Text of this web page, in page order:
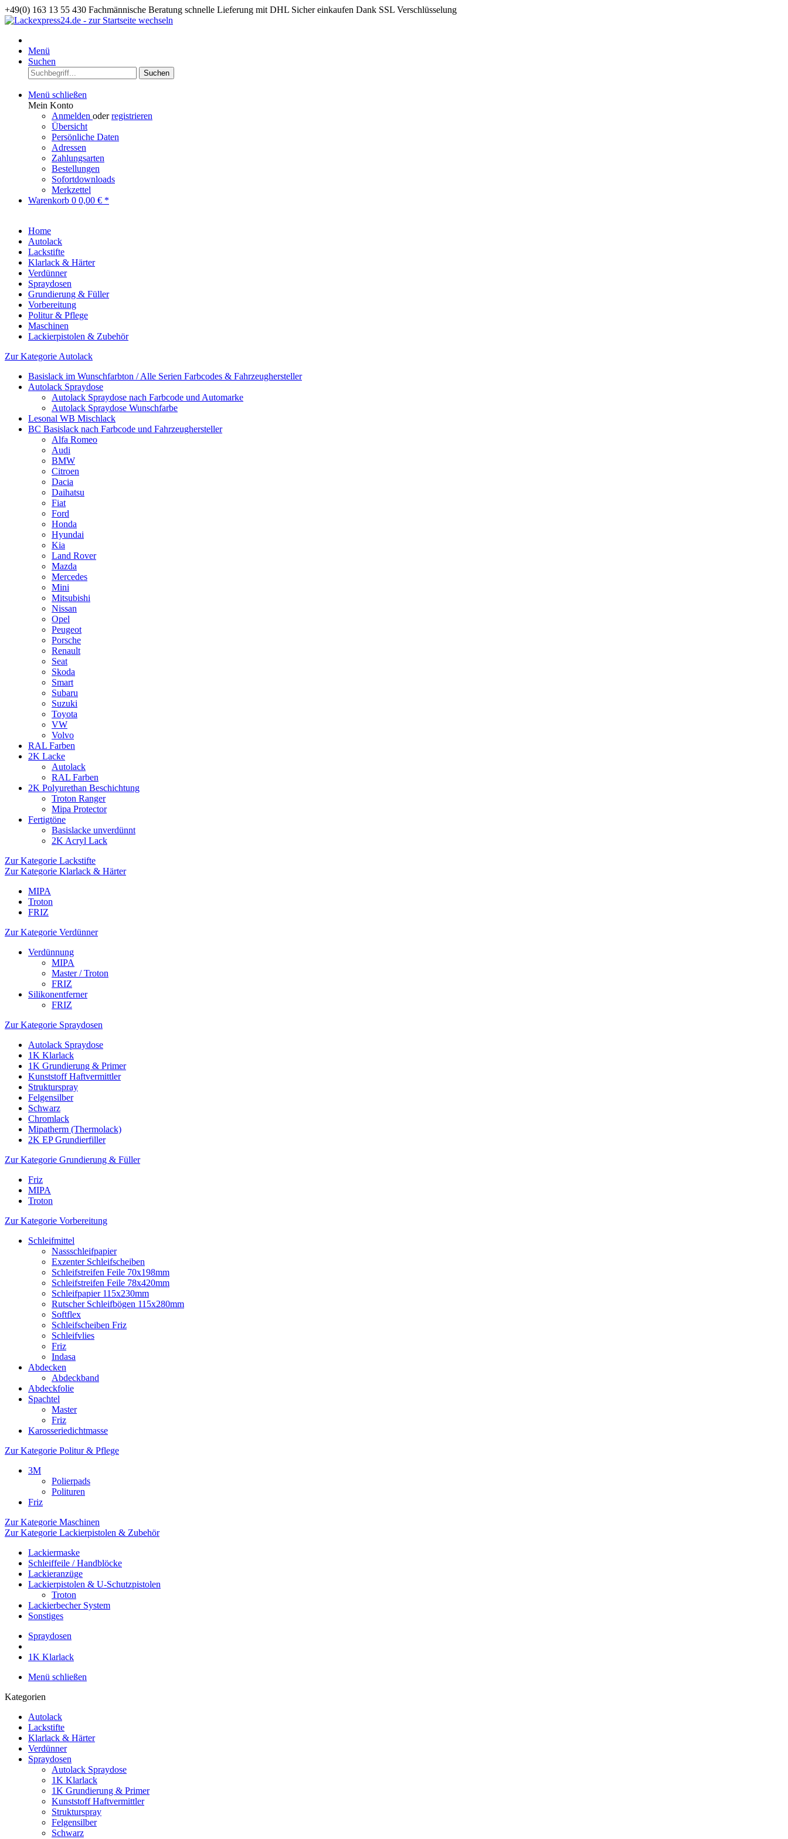
+49(0) 163 13 55 430 Fachmännische Beratung schnelle Lieferung mit DHL Sicher einkaufen Dank SSL Verschlüsselung
Menü
Suchen
Suchen
Menü schließen
Mein Konto
Anmelden oderregistrieren
Übersicht
Persönliche Daten
Adressen
Zahlungsarten
Bestellungen
Sofortdownloads
Merkzettel
Warenkorb 0 0,00 € *
Home
Autolack
Lackstifte
Klarlack & Härter
Verdünner
Spraydosen
Grundierung & Füller
Vorbereitung
Politur & Pflege
Maschinen
Lackierpistolen & Zubehör
Zur Kategorie Autolack
Basislack im Wunschfarbton / Alle Serien Farbcodes & Fahrzeughersteller
Autolack Spraydose
Autolack Spraydose nach Farbcode und Automarke
Autolack Spraydose Wunschfarbe
Lesonal WB Mischlack
BC Basislack nach Farbcode und Fahrzeughersteller
Alfa Romeo
Audi
BMW
Citroen
Dacia
Daihatsu
Fiat
Ford
Honda
Hyundai
Kia
Land Rover
Mazda
Mercedes
Mini
Mitsubishi
Nissan
Opel
Peugeot
Porsche
Renault
Seat
Skoda
Smart
Subaru
Suzuki
Toyota
VW
Volvo
RAL Farben
2K Lacke
Autolack
RAL Farben
2K Polyurethan Beschichtung
Troton Ranger
Mipa Protector
Fertigtöne
Basislacke unverdünnt
2K Acryl Lack
Zur Kategorie Lackstifte
Zur Kategorie Klarlack & Härter
MIPA
Troton
FRIZ
Zur Kategorie Verdünner
Verdünnung
MIPA
Master / Troton
FRIZ
Silikonentferner
FRIZ
Zur Kategorie Spraydosen
Autolack Spraydose
1K Klarlack
1K Grundierung & Primer
Kunststoff Haftvermittler
Strukturspray
Felgensilber
Schwarz
Chromlack
Mipatherm (Thermolack)
2K EP Grundierfiller
Zur Kategorie Grundierung & Füller
Friz
MIPA
Troton
Zur Kategorie Vorbereitung
Schleifmittel
Nassschleifpapier
Exzenter Schleifscheiben
Schleifstreifen Feile 70x198mm
Schleifstreifen Feile 78x420mm
Schleifpapier 115x230mm
Rutscher Schleifbögen 115x280mm
Softflex
Schleifscheiben Friz
Schleifvlies
Friz
Indasa
Abdecken
Abdeckband
Abdeckfolie
Spachtel
Master
Friz
Karosseriedichtmasse
Zur Kategorie Politur & Pflege
3M
Polierpads
Polituren
Friz
Zur Kategorie Maschinen
Zur Kategorie Lackierpistolen & Zubehör
Lackiermaske
Schleiffeile / Handblöcke
Lackieranzüge
Lackierpistolen & U-Schutzpistolen
Troton
Lackierbecher System
Sonstiges
Spraydosen
1K Klarlack
Menü schließen
Kategorien
Autolack
Lackstifte
Klarlack & Härter
Verdünner
Spraydosen
Autolack Spraydose
1K Klarlack
1K Grundierung & Primer
Kunststoff Haftvermittler
Strukturspray
Felgensilber
Schwarz